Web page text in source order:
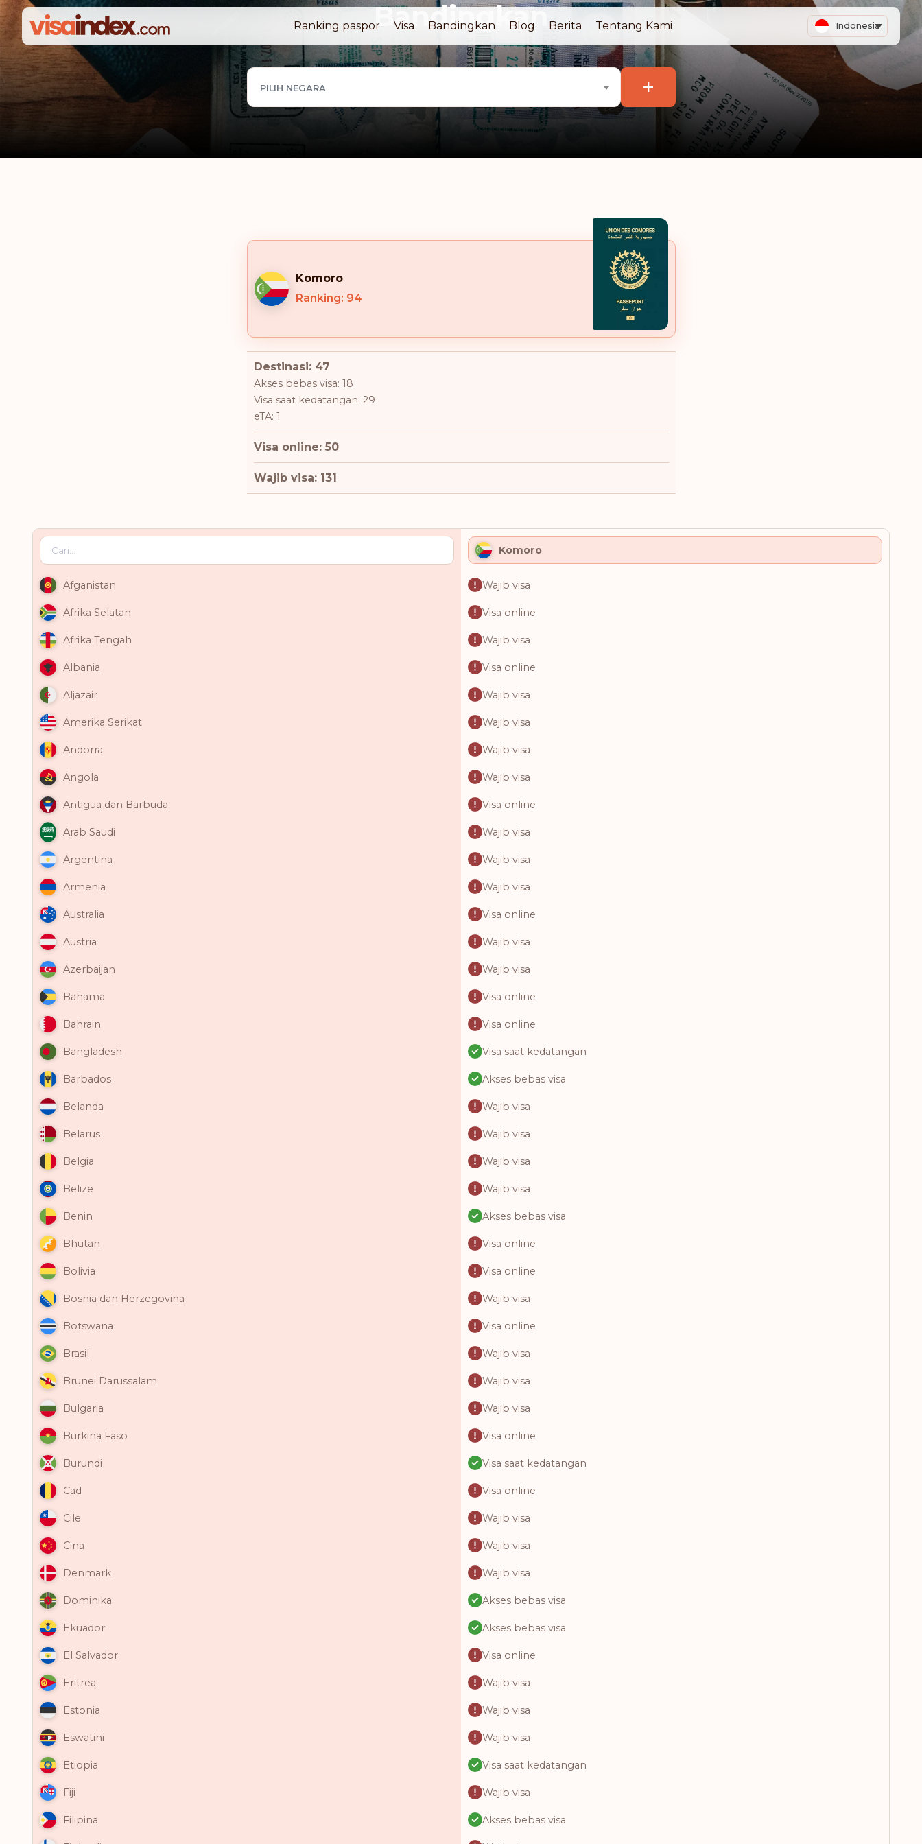
Indonesia
Ranking paspor Visa Bandingkan Blog Berita Tentang Kami
Bandingkan
PILIH NEGARA +
Komoro
Ranking: 94
Destinasi: 47
Akses bebas visa: 18
Visa saat kedatangan: 29
eTA: 1
Visa online: 50
Wajib visa: 131
Komoro
Afganistan Wajib visa
Afrika Selatan Visa online
Afrika Tengah Wajib visa
Albania Visa online
Aljazair Wajib visa
Amerika Serikat Wajib visa
Andorra Wajib visa
Angola Wajib visa
Antigua dan Barbuda Visa online
Arab Saudi Wajib visa
Argentina Wajib visa
Armenia Wajib visa
Australia Visa online
Austria Wajib visa
Azerbaijan Wajib visa
Bahama Visa online
Bahrain Visa online
Bangladesh Visa saat kedatangan
Barbados Akses bebas visa
Belanda Wajib visa
Belarus Wajib visa
Belgia Wajib visa
Belize Wajib visa
Benin Akses bebas visa
Bhutan Visa online
Bolivia Visa online
Bosnia dan Herzegovina Wajib visa
Botswana Visa online
Brasil Wajib visa
Brunei Darussalam Wajib visa
Bulgaria Wajib visa
Burkina Faso Visa online
Burundi Visa saat kedatangan
Cad Visa online
Cile Wajib visa
Cina Wajib visa
Denmark Wajib visa
Dominika Akses bebas visa
Ekuador Akses bebas visa
El Salvador Visa online
Eritrea Wajib visa
Estonia Wajib visa
Eswatini Wajib visa
Etiopia Visa saat kedatangan
Fiji Wajib visa
Filipina Akses bebas visa